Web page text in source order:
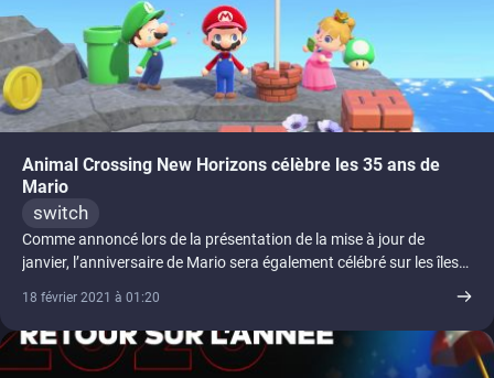
Animal Crossing New Horizons célèbre les 35 ans de
Mario
switch
Comme annoncé lors de la présentation de la mise à jour de
janvier, l’anniversaire de Mario sera également célébré sur les îles
18 février 2021 à 01:20